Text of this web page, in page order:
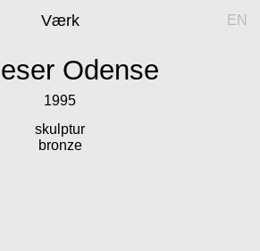
Værk EN
Odense
1995
skulptur
bronze